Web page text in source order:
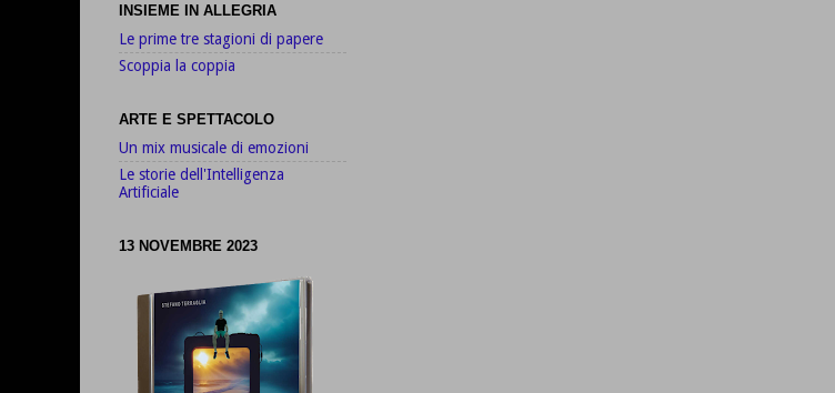
INSIEME IN ALLEGRIA
Le prime tre stagioni di papere
Scoppia la coppia
ARTE E SPETTACOLO
Un mix musicale di emozioni
Le storie dell'Intelligenza
Artificiale
13 NOVEMBRE 2023